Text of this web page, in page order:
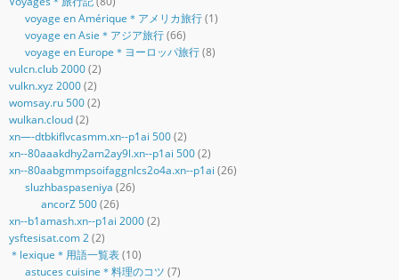
voyage en Amérique＊アメリカ旅行(1)
voyage en Asie＊アジア旅行(66)
voyage en Europe＊ヨーロッパ旅行(8)
vulcn.club 2000(2)
vulkn.xyz 2000(2)
womsay.ru 500(2)
wulkan.cloud(2)
xn—-dtbkiflvcasmm.xn--p1ai 500(2)
xn--80aaakdhy2am2ay9l.xn--p1ai 500(2)
xn--80aabgmmpsoifaggnlcs2o4a.xn--p1ai (26)
sluzhbaspaseniya (26)
ancorZ 500(26)
xn--b1amash.xn--p1ai 2000(2)
ysftesisat.com 2(2)
＊lexique＊用語一覧表(10)
astuces cuisine＊料理のコツ (7)